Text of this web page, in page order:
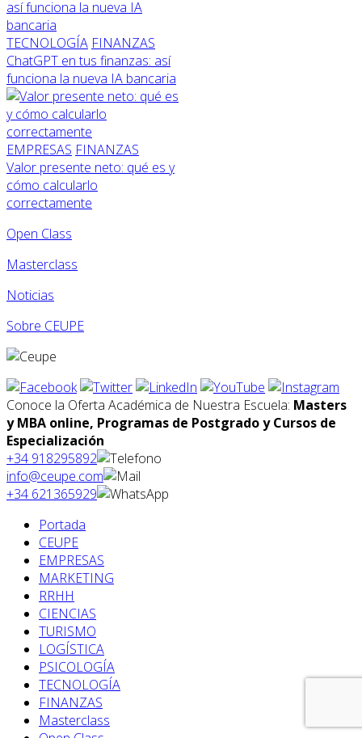
TECNOLOGÍA FINANZAS
ChatGPT en tus finanzas: así
funciona la nueva IA bancaria
EMPRESAS FINANZAS
Valor presente neto: qué es y
cómo calcularlo
correctamente
Open Class
Masterclass
Noticias
Sobre CEUPE
Conoce la Oferta Académica de Nuestra Escuela: Masters
y MBA online, Programas de Postgrado y Cursos de
Especialización
+34 918295892
info@ceupe.com
+34 621365929
Portada
CEUPE
EMPRESAS
MARKETING
RRHH
CIENCIAS
TURISMO
LOGÍSTICA
PSICOLOGÍA
TECNOLOGÍA
FINANZAS
Masterclass